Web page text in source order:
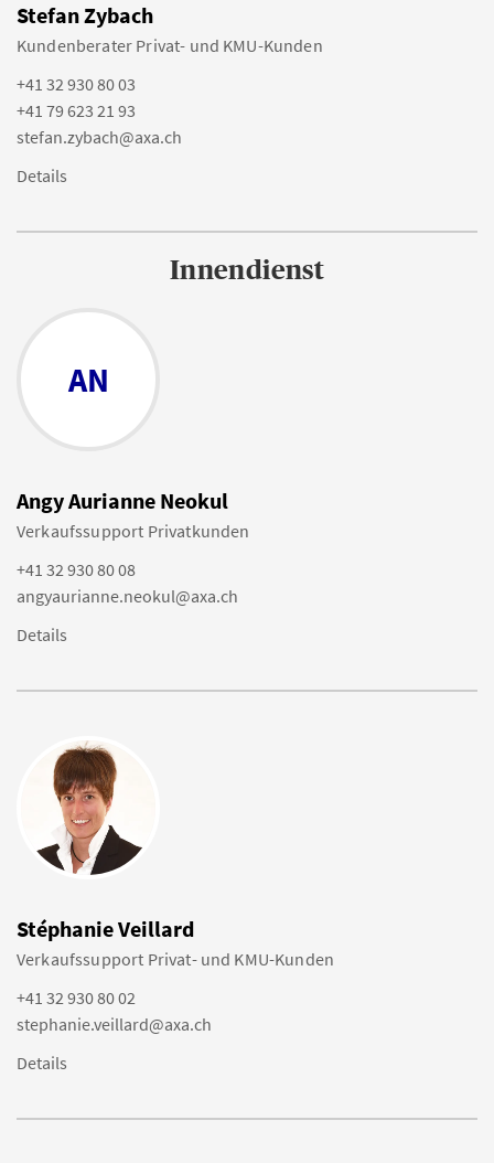
Stefan Zybach
Kundenberater Privat- und KMU-Kunden
+41 32 930 80 03
+41 79 623 21 93
stefan.zybach@axa.ch
Details
Innendienst
AN
Angy Aurianne Neokul
Verkaufssupport Privatkunden
+41 32 930 80 08
angyaurianne.neokul@axa.ch
Details
Stéphanie Veillard
Verkaufssupport Privat- und KMU-Kunden
+41 32 930 80 02
stephanie.veillard@axa.ch
Details